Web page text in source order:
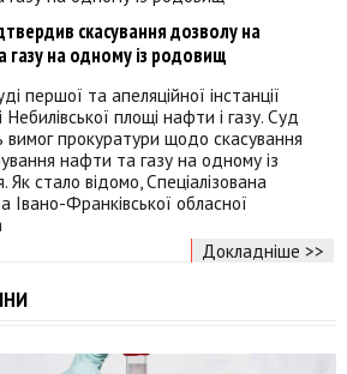
скасування дозволу на
на одному із родовищ
першої та апеляційної інстанції
площі нафти і газу. Суд
вимог прокуратури щодо скасування
нафти та газу на одному із
стало відомо, Спеціалізована
Івано-Франківської обласної
Докладніше >>